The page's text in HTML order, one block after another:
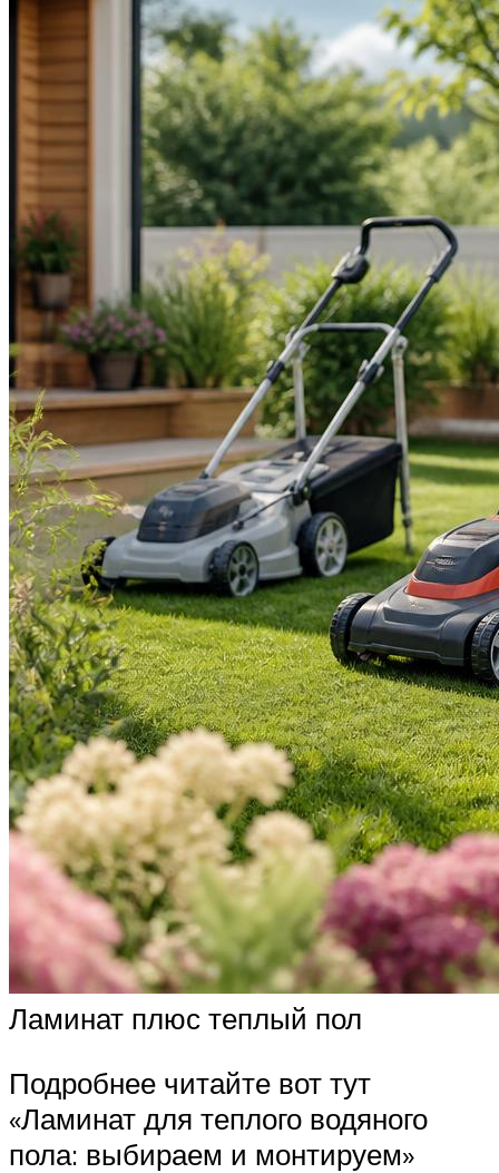
Ламинат плюс теплый пол
Подробнее читайте вот тут
«Ламинат для теплого водяного
пола: выбираем и монтируем»